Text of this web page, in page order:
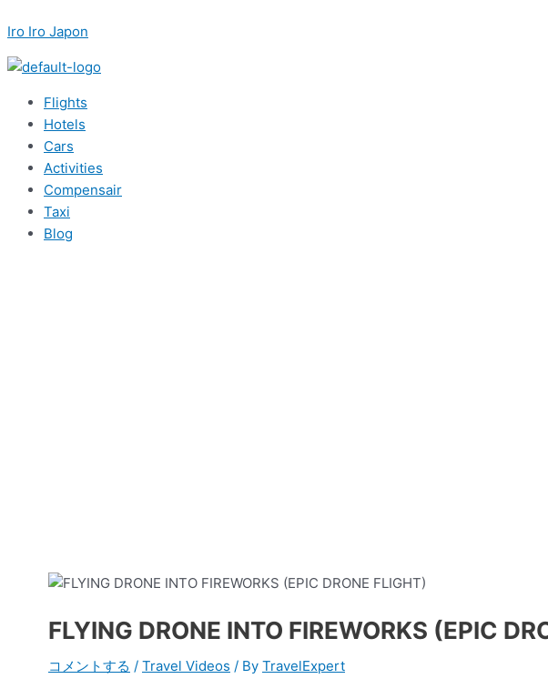
容
を
ス
Iro Iro Japon
Flights
Hotels
Cars
Activities
Compensair
Taxi
Blog
FLYING DRONE INTO FIREWORKS (EPIC
コメントする / Travel Videos / By TravelExpert
navigation
こ
入
力…
前